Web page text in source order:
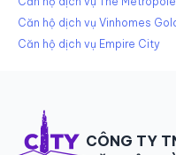
Căn hộ dịch vụ Vinhomes
Căn hộ dịch vụ Empire City
CÔNG TY